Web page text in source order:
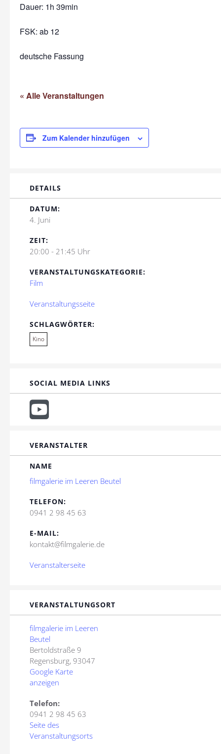
Dauer: 1h 39min
FSK: ab 12
deutsche Fassung
« Alle Veranstaltungen
Zum Kalender hinzufügen
DETAILS
DATUM:
4. Juni
ZEIT:
20:00 - 21:45 Uhr
VERANSTALTUNGSKATEGORIE:
Film
Veranstaltungsseite
SCHLAGWÖRTER:
Kino
SOCIAL MEDIA LINKS
VERANSTALTER
NAME
filmgalerie im Leeren Beutel
TELEFON:
0941 2 98 45 63
E-MAIL:
kontakt@filmgalerie.de
Veranstalterseite
VERANSTALTUNGSORT
filmgalerie im Leeren
Beutel
Bertoldstraße 9
Regensburg, 93047
Google Karte
anzeigen
Telefon:
0941 2 98 45 63
Seite des
Veranstaltungsorts